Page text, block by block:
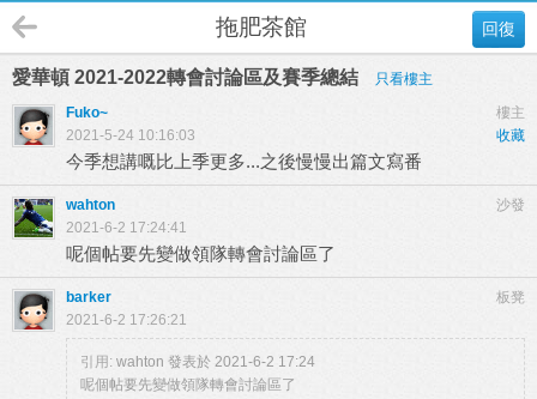
回復
拖肥茶館
愛華頓 2021-2022轉會討論區及賽季總結
只看樓主
樓主
Fuko~
收藏
2021-5-24 10:16:03
今季想講嘅比上季更多...之後慢慢出篇文寫番
沙發
wahton
2021-6-2 17:24:41
呢個帖要先變做領隊轉會討論區了
板凳
barker
2021-6-2 17:26:21
引用: wahton 發表於 2021-6-2 17:24
呢個帖要先變做領隊轉會討論區了